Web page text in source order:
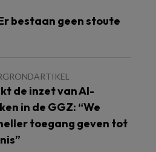
bestaan geen stoute
de inzet van AI-
in de GGZ: “We
toegang geven tot